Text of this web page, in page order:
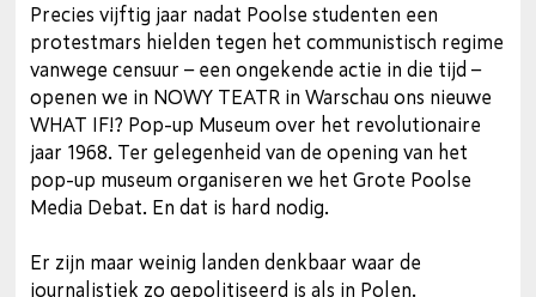
Precies vijftig jaar nadat Poolse studenten een
protestmars hielden tegen het communistisch regime
vanwege censuur – een ongekende actie in die tijd –
openen we in NOWY TEATR in Warschau ons nieuwe
WHAT IF!? Pop-up Museum over het revolutionaire
jaar 1968. Ter gelegenheid van de opening van het
pop-up museum organiseren we het Grote Poolse
Media Debat. En dat is hard nodig.
Er zijn maar weinig landen denkbaar waar de
journalistiek zo gepolitiseerd is als in Polen.